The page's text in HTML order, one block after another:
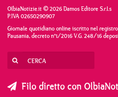
OlbiaNotizie.it © 2026 Damos Editore S.r.l.s
P.IVA 02650290907
Giornale quotidiano online iscritto nel
Pausania, decreto n°1/2016 V.G. 248/16
Filo diretto con